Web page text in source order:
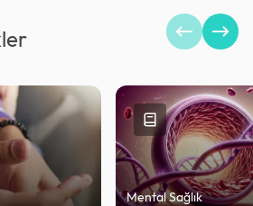
Mental Sağlık